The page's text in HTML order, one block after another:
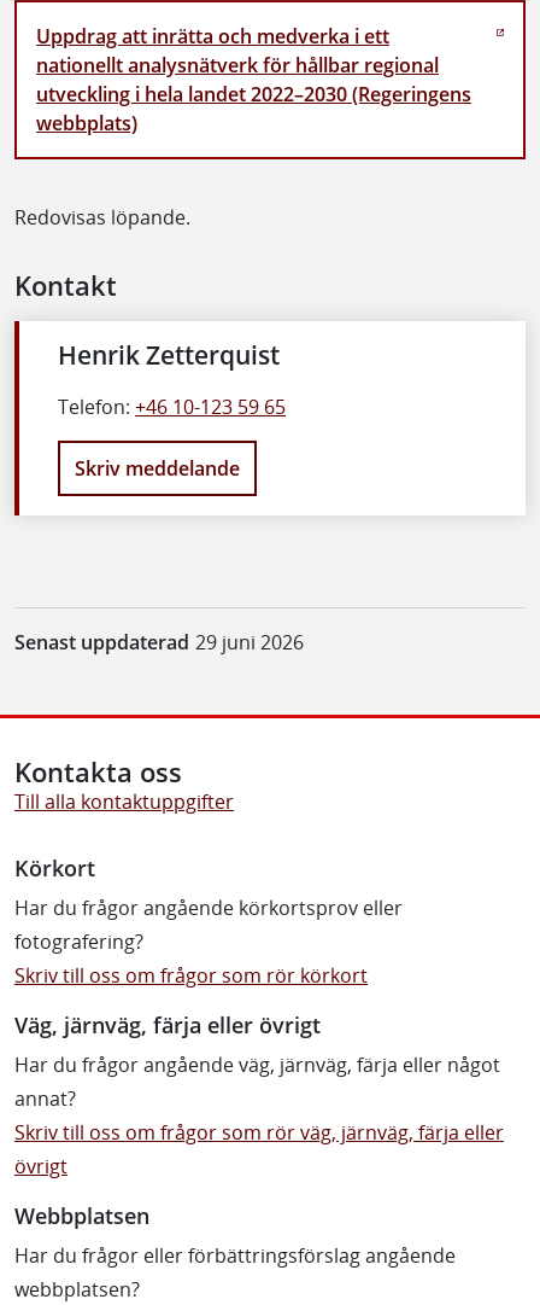
Uppdrag att inrätta och medverka i ett
nationellt analysnätverk för hållbar regional
utveckling i hela landet 2022–2030 (Regeringens
webbplats)
Redovisas löpande.
Kontakt
Henrik Zetterquist
Telefon: +46 10-123 59 65
Skriv meddelande
Senast uppdaterad 29 juni 2026
Kontakta oss
Till alla kontaktuppgifter
Körkort
Har du frågor angående körkortsprov eller
fotografering?
Skriv till oss om frågor som rör körkort
Väg, järnväg, färja eller övrigt
Har du frågor angående väg, järnväg, färja eller något
annat?
Skriv till oss om frågor som rör väg, järnväg, färja eller
övrigt
Webbplatsen
Har du frågor eller förbättringsförslag angående
webbplatsen?